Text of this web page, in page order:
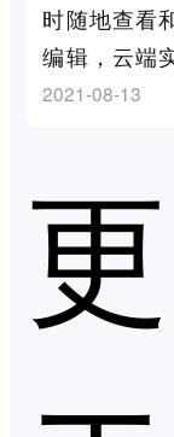
时随地查看
编辑，云端
2021-08-13